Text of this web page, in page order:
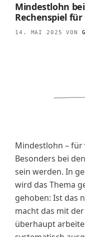
Mindestlohn
Rechenspiel
14. MAI 2025 VON
Mindestlohn – für
Besonders bei
sein werden. In
wird das Thema
gehoben: Ist das
macht das mit
überhaupt